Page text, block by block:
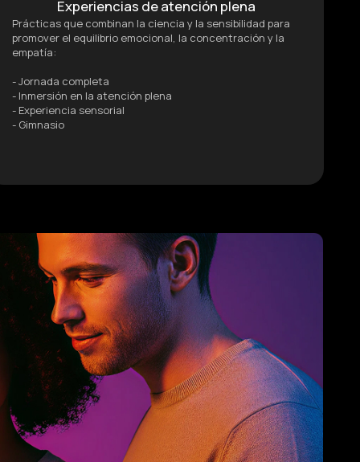
Experiencias de atención plena
Prácticas que combinan la ciencia y la sensibilidad para
promover el equilibrio emocional, la concentración y la
empatía:
- Jornada completa
- Inmersión en la atención plena
- Experiencia sensorial
- Gimnasio